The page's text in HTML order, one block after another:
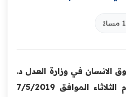
الانسان في وزارة العدل د.
محمد تركي ‏عباس يوم الثلاثاء الموافق 7/5/2019